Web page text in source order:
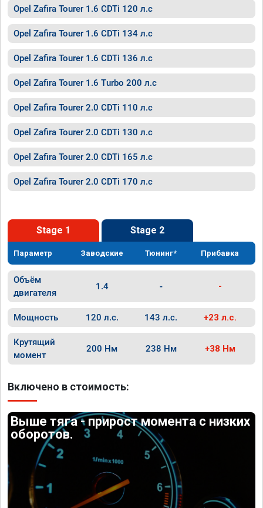
Opel Zafira Tourer 1.6 CDTi 120 л.с
Opel Zafira Tourer 1.6 CDTi 134 л.с
Opel Zafira Tourer 1.6 CDTi 136 л.с
Opel Zafira Tourer 1.6 Turbo 200 л.с
Opel Zafira Tourer 2.0 CDTi 110 л.с
Opel Zafira Tourer 2.0 CDTi 130 л.с
Opel Zafira Tourer 2.0 CDTi 165 л.с
Opel Zafira Tourer 2.0 CDTi 170 л.с
Stage 1 Stage 2
Параметр Заводские Тюнинг* Прибавка
Объём
двигателя
1.4 - -
Мощность 120 л.с. 143 л.с. +23 л.с.
Крутящий
момент
200 Нм 238 Нм +38 Нм
Включено в стоимость:
Выше тяга - прирост момента с низких
оборотов.